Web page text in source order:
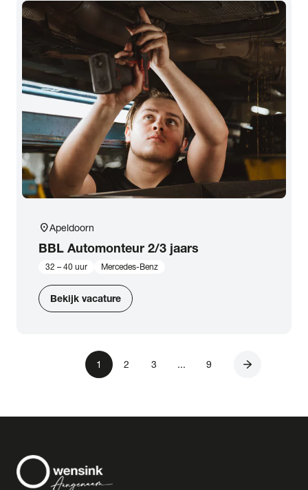
location_onApeldoorn
BBL Automonteur 2/3 jaars
32 – 40 uur Mercedes-Benz
Bekijk vacature
1 2 3 ... 9